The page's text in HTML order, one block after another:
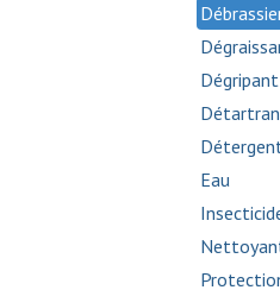
Dégripant
Eau